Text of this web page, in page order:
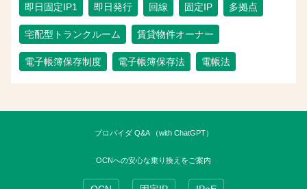
即日固定IP1 即日発行 回線 固定IP 多拠点
宅配型トランクルーム 賃貸物件オーナー
電子帳簿保存制度 電子帳簿保存法 電帳法
プロバイダ Q&A （with ChatGPT）
OCNへの安心な乗り換えをご案内